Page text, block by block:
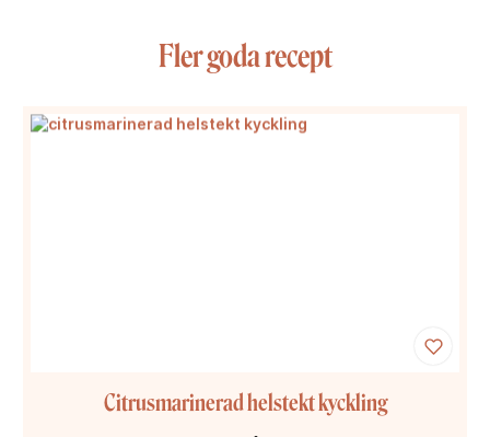
Fler goda recept
Citrusmarinerad helstekt kyckling